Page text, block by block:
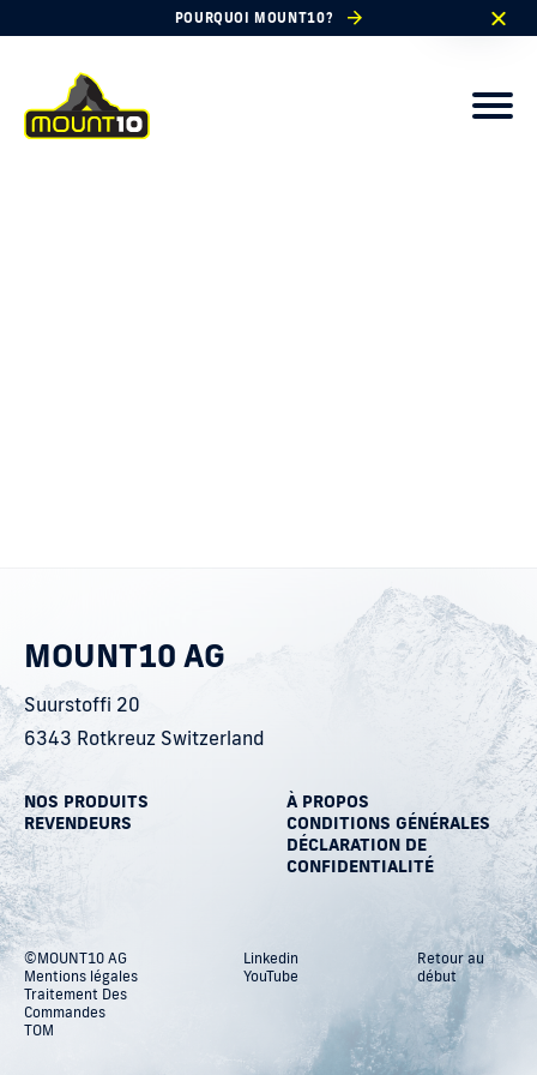
POURQUOI MOUNT10?
MOUNT10 AG
Suurstoffi 20
6343 Rotkreuz Switzerland
NOS PRODUITS
REVENDEURS
À PROPOS
CONDITIONS GÉNÉRALES
DÉCLARATION DE
CONFIDENTIALITÉ
©MOUNT10 AG
Mentions légales
Traitement Des
Commandes
TOM
Linkedin
YouTube
Retour au
début